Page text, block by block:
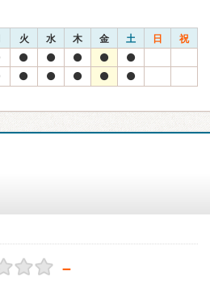
火 水 木 金 土 日 祝
－